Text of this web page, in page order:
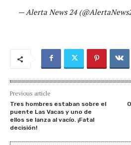
— Alerta News 24
Previous article
Tres hombres estaban sobre el
puente Las Vacas y uno de
ellos se lanza al vacío. ¡Fatal
decisión!